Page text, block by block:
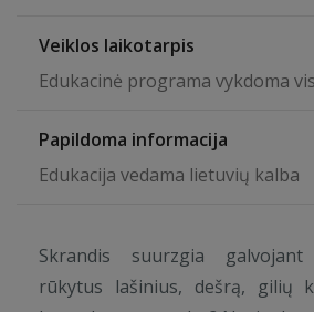
Veiklos laikotarpis
Edukacinė programa vykdoma
Papildoma informacija
Edukacija vedama lietuvių kalba
Skrandis suurzgia
rūkytus lašinius, dešrą, gilių